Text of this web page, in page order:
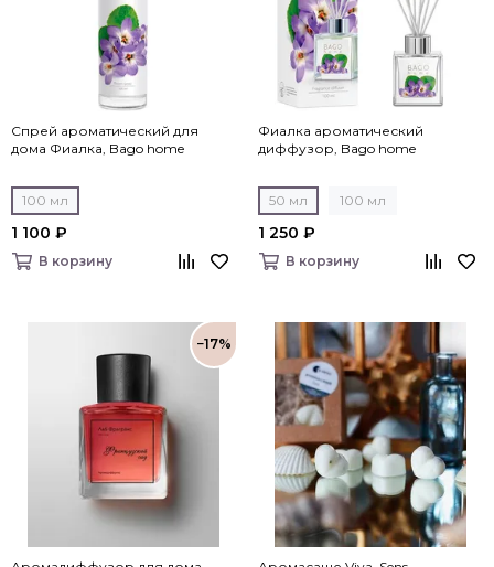
Спрей ароматический для
дома Фиалка, Bago home
100 мл
1 100 ₽
В корзину
Фиалка ароматический
диффузор, Bago home
50 мл 100 мл
1 250 ₽
В корзину
−17%